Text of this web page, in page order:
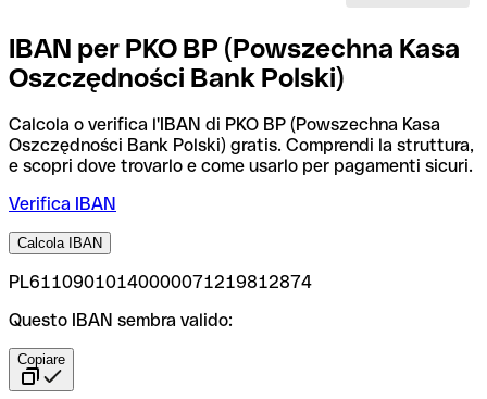
IBAN per PKO BP (Powszechna Kasa
Oszczędności Bank Polski)
Calcola o verifica l'IBAN di PKO BP (Powszechna Kasa
Oszczędności Bank Polski) gratis. Comprendi la struttura,
e scopri dove trovarlo e come usarlo per pagamenti sicuri.
Verifica IBAN
Calcola IBAN
PL61109010140000071219812874
Questo IBAN sembra valido:
Copiare